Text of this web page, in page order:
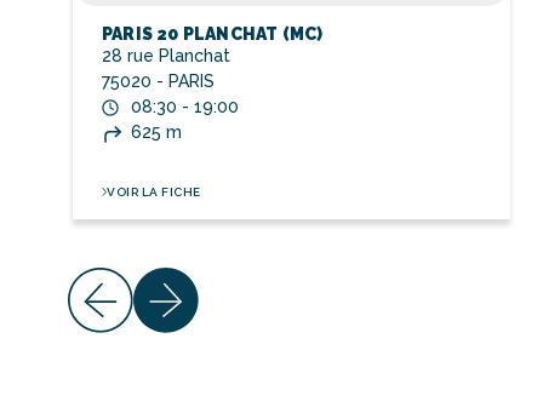
PARIS 20 PLANCHAT (MC)
28 rue Planchat
75020 - PARIS
08:30 - 19:00
625 m
VOIR LA FICHE